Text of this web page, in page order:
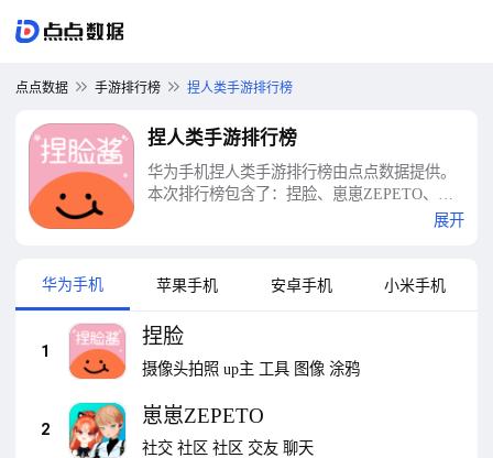
点点数据 手游排行榜 捏人类手游排行榜
捏人类手游排行榜
华为手机捏人类手游排行榜由点点数据提供。
本次排行榜包含了：捏脸、崽崽ZEPETO、加
查动漫俱乐部、装扮少女、Pofi无限人偶、特展开
华为手机 苹果手机 安卓手机 小米手机
1
捏脸
摄像头拍照 up主 工具 图像 涂鸦
2
崽崽ZEPETO
社交 社区 社区 交友 聊天